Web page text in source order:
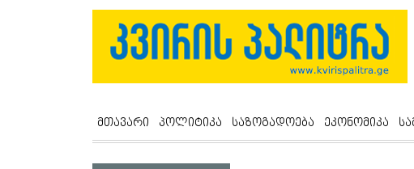
მთავარი პოლიტიკა საზოგადოება ეკონომიკა